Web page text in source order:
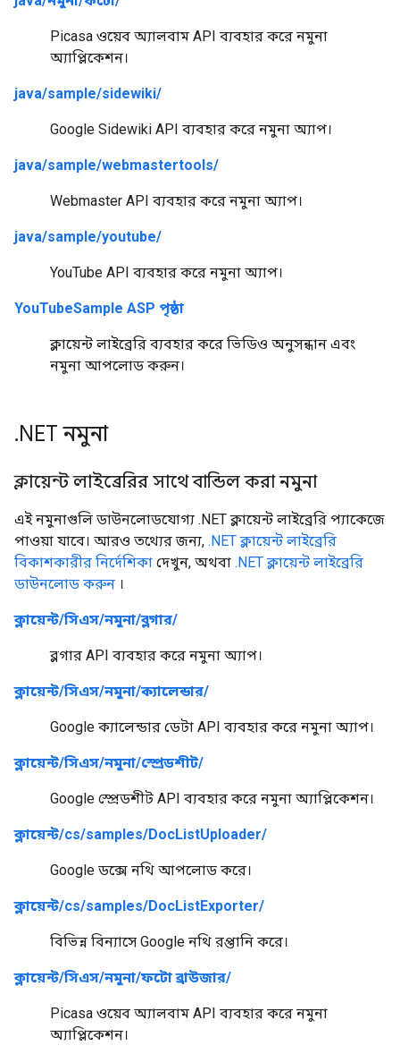
Picasa ওয়েব অ্যালবাম API ব্যবহার করে নমুনা
অ্যাপ্লিকেশন।
java/sample/sidewiki/
Google Sidewiki API ব্যবহার করে নমুনা অ্যাপ।
java/sample/webmastertools/
Webmaster API ব্যবহার করে নমুনা অ্যাপ।
java/sample/youtube/
YouTube API ব্যবহার করে নমুনা অ্যাপ।
YouTubeSample ASP পৃষ্ঠা
ক্লায়েন্ট লাইব্রেরি ব্যবহার করে ভিডিও অনুসন্ধান এবং
নমুনা আপলোড করুন।
.NET নমুনা
ক্লায়েন্ট লাইব্রেরির সাথে বান্ডিল করা নমুনা
এই নমুনাগুলি ডাউনলোডযোগ্য .NET ক্লায়েন্ট লাইব্রেরি প্যাকেজে
পাওয়া যাবে। আরও তথ্যের জন্য, .NET ক্লায়েন্ট লাইব্রেরি
বিকাশকারীর নির্দেশিকা দেখুন, অথবা .NET ক্লায়েন্ট লাইব্রেরি
ডাউনলোড করুন ।
ক্লায়েন্ট/সিএস/নমুনা/ব্লগার/
ব্লগার API ব্যবহার করে নমুনা অ্যাপ।
ক্লায়েন্ট/সিএস/নমুনা/ক্যালেন্ডার/
Google ক্যালেন্ডার ডেটা API ব্যবহার করে নমুনা অ্যাপ।
ক্লায়েন্ট/সিএস/নমুনা/স্প্রেডশীট/
Google স্প্রেডশীট API ব্যবহার করে নমুনা অ্যাপ্লিকেশন।
ক্লায়েন্ট/cs/samples/DocListUploader/
Google ডক্সে নথি আপলোড করে।
ক্লায়েন্ট/cs/samples/DocListExporter/
বিভিন্ন বিন্যাসে Google নথি রপ্তানি করে।
ক্লায়েন্ট/সিএস/নমুনা/ফটো ব্রাউজার/
Picasa ওয়েব অ্যালবাম API ব্যবহার করে নমুনা
অ্যাপ্লিকেশন।